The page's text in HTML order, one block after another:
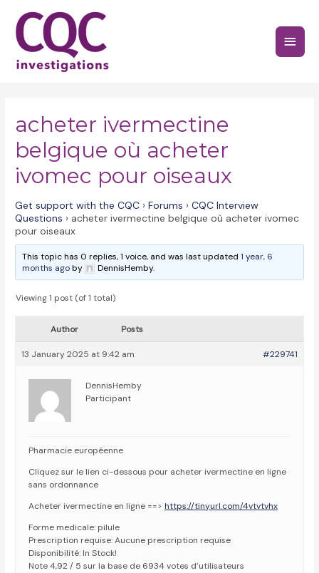
content
Main
acheter ivermectine
belgique où acheter
ivomec pour oiseaux
Get support with the CQC › Forums › CQC Interview
Questions › acheter ivermectine belgique où acheter ivomec
pour oiseaux
This topic has 0 replies, 1 voice, and was last updated1 year, 6
months agoby DennisHemby.
Viewing 1 post (of 1 total)
Author Posts
13 January 2025 at 9:42 am #229741
DennisHemby
Participant
Pharmacie européenne
Cliquez sur le lien ci-dessous pour acheter ivermectine en ligne
sans ordonnance
Acheter ivermectine en ligne ==>https://tinyurl.com/4vtvtvhx
Forme medicale: pilule
Prescription requise: Aucune prescription requise
Disponibilité: In Stock!
Note 4,92 / 5 sur la base de 6934 votes d’utilisateurs